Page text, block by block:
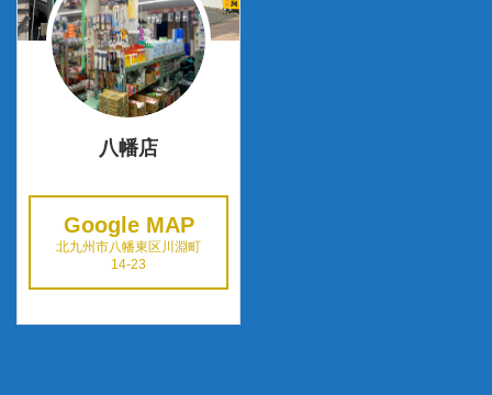
八幡店
Google MAP
北九州市八幡東区川淵町
14-23